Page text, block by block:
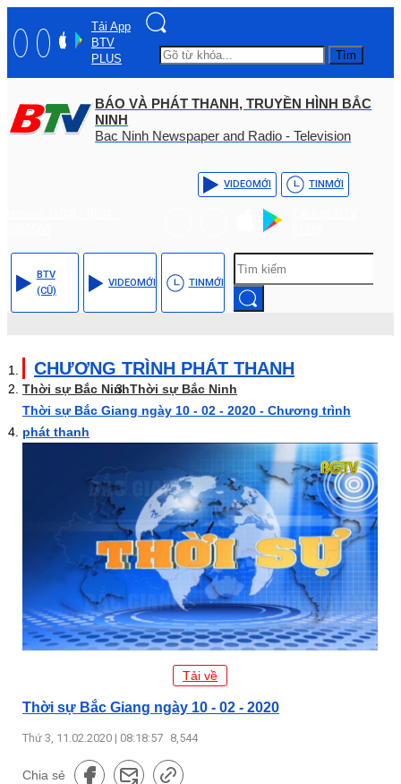
Tải App
BTV
PLUS
Tìm
BÁO VÀ PHÁT THANH, TRUYỀN HÌNH BẮC
NINH
Bac Ninh Newspaper and Radio - Television
VIDEOMỚI TINMỚI
BTV
(CŨ)
VIDEOMỚI TINMỚI
CHƯƠNG TRÌNH PHÁT THANH
Thời sự Bắc NinhThời sự Bắc Ninh
Thời sự Bắc Giang ngày 10 - 02 - 2020 - Chương trình
phát thanh
Tải về
Thời sự Bắc Giang ngày 10 - 02 - 2020
Thứ 3, 11.02.2020 | 08:18:57 8,544
Chia sẻ